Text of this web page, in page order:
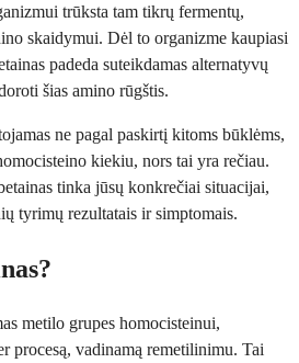
trūksta tam tikrų fermentų,
skaidymui. Dėl to organizme kaupiasi
padeda suteikdamas alternatyvų
šias amino rūgštis.
ne pagal paskirtį kitoms būklėms,
kiekiu, nors tai yra rečiau.
tinka jūsų konkrečiai situacijai,
tyrimų rezultatais ir simptomais.
metilo grupes homocisteinui,
procesą, vadinamą remetilinimu. Tai